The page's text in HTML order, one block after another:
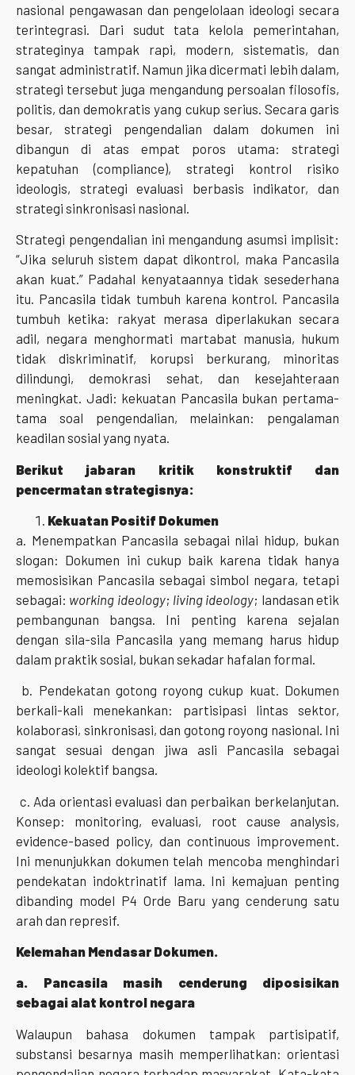
nasional pengawasan dan pengelolaan ideologi secara
terintegrasi. Dari sudut tata kelola pemerintahan,
strateginya tampak rapi, modern, sistematis, dan
sangat administratif. Namun jika dicermati lebih dalam,
strategi tersebut juga mengandung persoalan filosofis,
politis, dan demokratis yang cukup serius. Secara garis
besar, strategi pengendalian dalam dokumen ini
dibangun di atas empat poros utama: strategi
kepatuhan (compliance), strategi kontrol risiko
ideologis, strategi evaluasi berbasis indikator, dan
strategi sinkronisasi nasional.
Strategi pengendalian ini mengandung asumsi implisit:
“Jika seluruh sistem dapat dikontrol, maka Pancasila
akan kuat.” Padahal kenyataannya tidak sesederhana
itu. Pancasila tidak tumbuh karena kontrol. Pancasila
tumbuh ketika: rakyat merasa diperlakukan secara
adil, negara menghormati martabat manusia, hukum
tidak diskriminatif, korupsi berkurang, minoritas
dilindungi, demokrasi sehat, dan kesejahteraan
meningkat. Jadi: kekuatan Pancasila bukan pertama-
tama soal pengendalian, melainkan: pengalaman
keadilan sosial yang nyata.
Berikut jabaran kritik konstruktif dan
pencermatan strategisnya:
Kekuatan Positif Dokumen
a. Menempatkan Pancasila sebagai nilai hidup, bukan
slogan: Dokumen ini cukup baik karena tidak hanya
memosisikan Pancasila sebagai simbol negara, tetapi
sebagai: working ideology; living ideology; landasan etik
pembangunan bangsa. Ini penting karena sejalan
dengan sila-sila Pancasila yang memang harus hidup
dalam praktik sosial, bukan sekadar hafalan formal.
b. Pendekatan gotong royong cukup kuat. Dokumen
berkali-kali menekankan: partisipasi lintas sektor,
kolaborasi, sinkronisasi, dan gotong royong nasional. Ini
sangat sesuai dengan jiwa asli Pancasila sebagai
ideologi kolektif bangsa.
c. Ada orientasi evaluasi dan perbaikan berkelanjutan.
Konsep: monitoring, evaluasi, root cause analysis,
evidence-based policy, dan continuous improvement.
Ini menunjukkan dokumen telah mencoba menghindari
pendekatan indoktrinatif lama. Ini kemajuan penting
dibanding model P4 Orde Baru yang cenderung satu
arah dan represif.
Kelemahan Mendasar Dokumen.
a. Pancasila masih cenderung diposisikan
sebagai alat kontrol negara
Walaupun bahasa dokumen tampak partisipatif,
substansi besarnya masih memperlihatkan: orientasi